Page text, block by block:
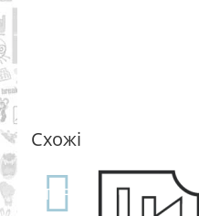
Схожі
TOP